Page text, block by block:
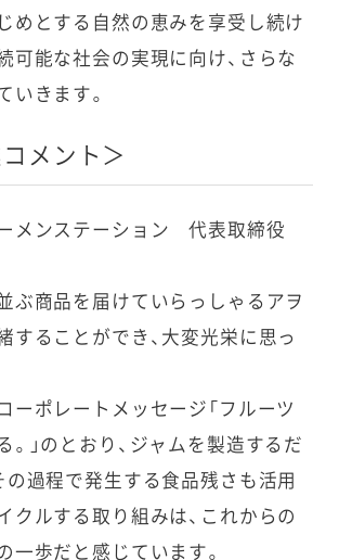
めとする自然の恵みを享受し続け
可能な社会の実現に向け、さらな
いきます。
メント＞
メンステーション 代表取締役
ぶ商品を届けていらっしゃるアヲ
することができ、大変光栄に思っ
ーポレートメッセージ「フルーツ
。」のとおり、ジャムを製造するだ
の過程で発生する食品残さも活用
クルする取り組みは、これからの
一歩だと感じています。